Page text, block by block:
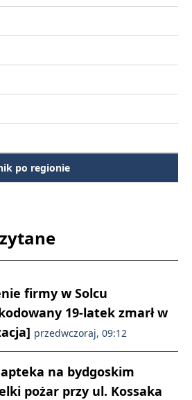
po regionie
firmy w Solcu
19-latek zmarł w
przedwczoraj, 09:12
apteka na bydgoskim
pożar przy ul. Kossaka